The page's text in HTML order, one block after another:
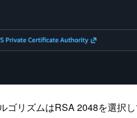
リズムはRSA 2048を選択し